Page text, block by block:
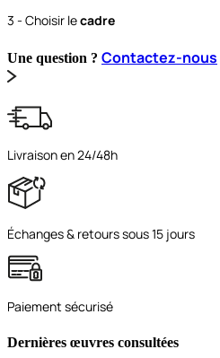
3 - Choisir lecadre
Une question ? Contactez-nous
Livraison en 24/48h
Échanges & retours sous 15 jours
Paiement sécurisé
Dernières œuvres consultées